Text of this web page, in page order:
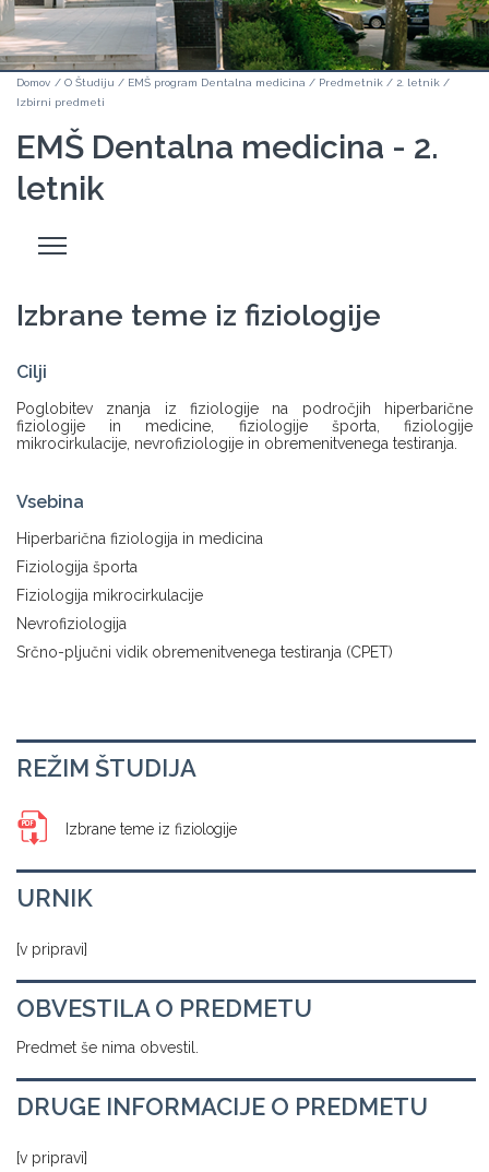
Domov / O Študiju / EMŠ program Dentalna medicina / Predmetnik / 2. letnik /
Izbirni predmeti
EMŠ Dentalna medicina - 2.
letnik
Odpri
stranski
Izbrane teme iz fiziologije
Cilji
Poglobitev znanja iz fiziologije na področjih hiperbarične
fiziologije in medicine, fiziologije športa, fiziologije
mikrocirkulacije, nevrofiziologije in obremenitvenega testiranja.
Vsebina
Hiperbarična fiziologija in medicina
Fiziologija športa
Fiziologija mikrocirkulacije
Nevrofiziologija
Srčno-pljučni vidik obremenitvenega testiranja (CPET)
REŽIM ŠTUDIJA
Izbrane teme iz fiziologije
URNIK
[v pripravi]
OBVESTILA O PREDMETU
Predmet še nima obvestil.
DRUGE INFORMACIJE O PREDMETU
[v pripravi]